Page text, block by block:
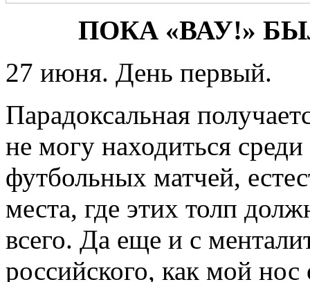
ПОКА «ВАУ!»
27 июня. День первый.
Парадоксальная
не могу находиться
футбольных матчей,
места, где этих толп
всего. Да еще и с
российского, как мой